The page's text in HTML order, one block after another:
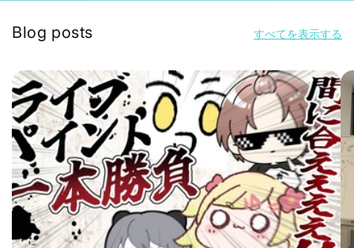
Blog posts すべてを表示する